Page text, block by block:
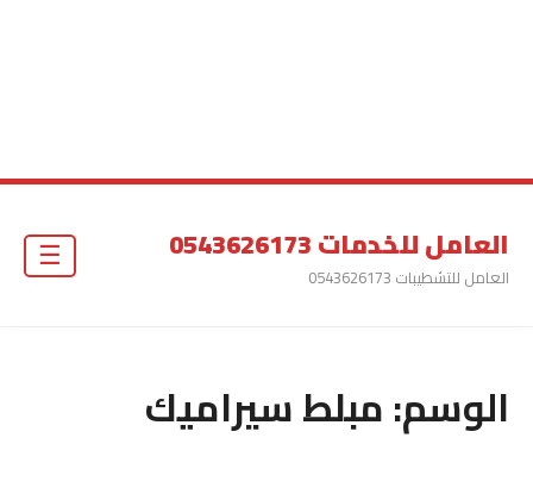
العامل للخدمات 0543626173
العامل للتشطيبات 0543626173
الوسم:مبلط سيراميك